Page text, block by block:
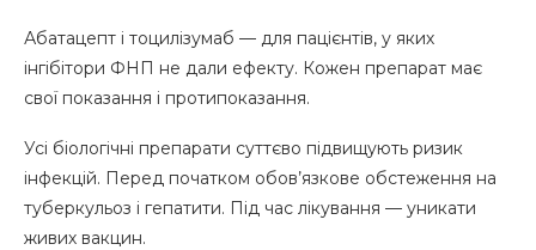
Абатацепт і тоцилізумаб — для пацієнтів, у яких
інгібітори ФНП не дали ефекту. Кожен препарат має
свої показання і протипоказання.
Усі біологічні препарати суттєво підвищують ризик
інфекцій. Перед початком обов’язкове обстеження на
туберкульоз і гепатити. Під час лікування — уникати
живих вакцин.